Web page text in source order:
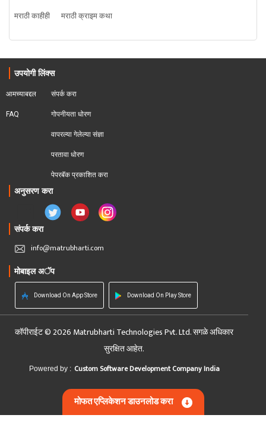
मराठी काहीही
मराठी क्राइम कथा
उपयोगी लिंक्स
आमच्याबद्दल
FAQ
संपर्क करा
गोपनीयता धोरण
वापरल्या गेलेल्या संज्ञा
परतावा धोरण
पेपरबॅक प्रकाशित करा
अनुसरण करा
संपर्क करा
info@matrubharti.com
मोबाइल अॅप
Download On App Store Download On Play Store
कॉपीराईट © 2026 Matrubharti Technologies Pvt. Ltd. सगळे अधिकार
सुरक्षित आहेत.
Powered by : Custom Software Development Company India
मोफत एप्लिकेशन डाउनलोड करा